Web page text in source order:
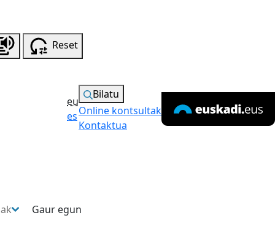
Reset
eu
es
Bilatu
Online kontsultak
Kontaktua
Gaur egun